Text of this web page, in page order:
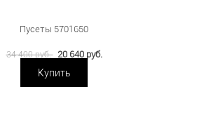
Пусеты 5701650
34 400 руб. 20 640 руб.
Купить